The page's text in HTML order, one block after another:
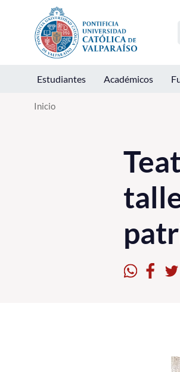
Click acá para ir directamente al contenido
Estudiantes Académicos
Inicio